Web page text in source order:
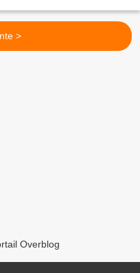
>
Overblog